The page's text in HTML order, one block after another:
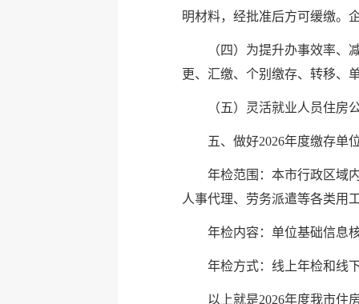
明材料，经批准后方可缓缴。
（四）为提升办事效率
更、汇缴、个别缴存、转移、
（五）灵活就业人员住房
五、做好2026年度缴存单
年检范围：本市行政区域
人事代理、劳务派遣等各类用
年检内容：单位基础信息
年检方式：线上年检和线
以上就是2026年度我市住